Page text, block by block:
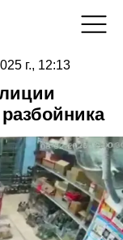
г., 12:13